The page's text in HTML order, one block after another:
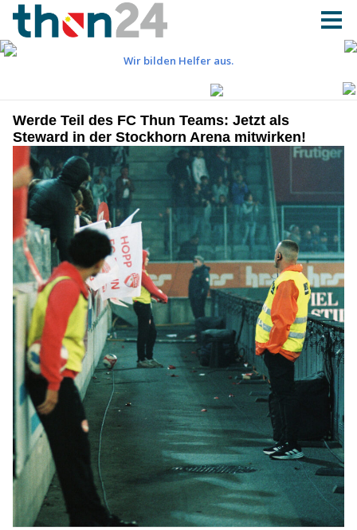
Werde Teil des FC Thun Teams: Jetzt als
Steward in der Stockhorn Arena mitwirken!